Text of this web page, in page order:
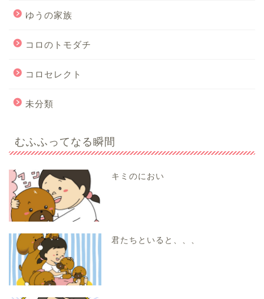
ゆうの家族
コロのトモダチ
コロセレクト
未分類
むふふってなる瞬間
キミのにおい
君たちといると、、、